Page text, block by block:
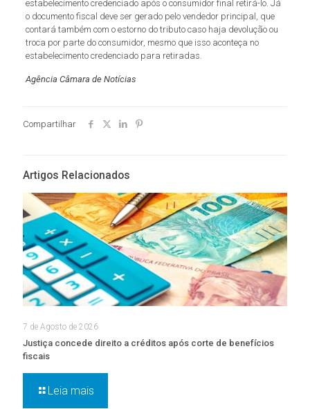
estabelecimento credenciado após o consumidor final retirá-lo. Já
o documento fiscal deve ser gerado pelo vendedor principal, que
contará também com o estorno do tributo caso haja devolução ou
troca por parte do consumidor, mesmo que isso aconteça no
estabelecimento credenciado para retiradas.
Agência Câmara de Notícias
Compartilhar
Artigos Relacionados
7 de Agosto de 2026
Justiça concede direito a créditos após corte de benefícios
fiscais
Leia mais